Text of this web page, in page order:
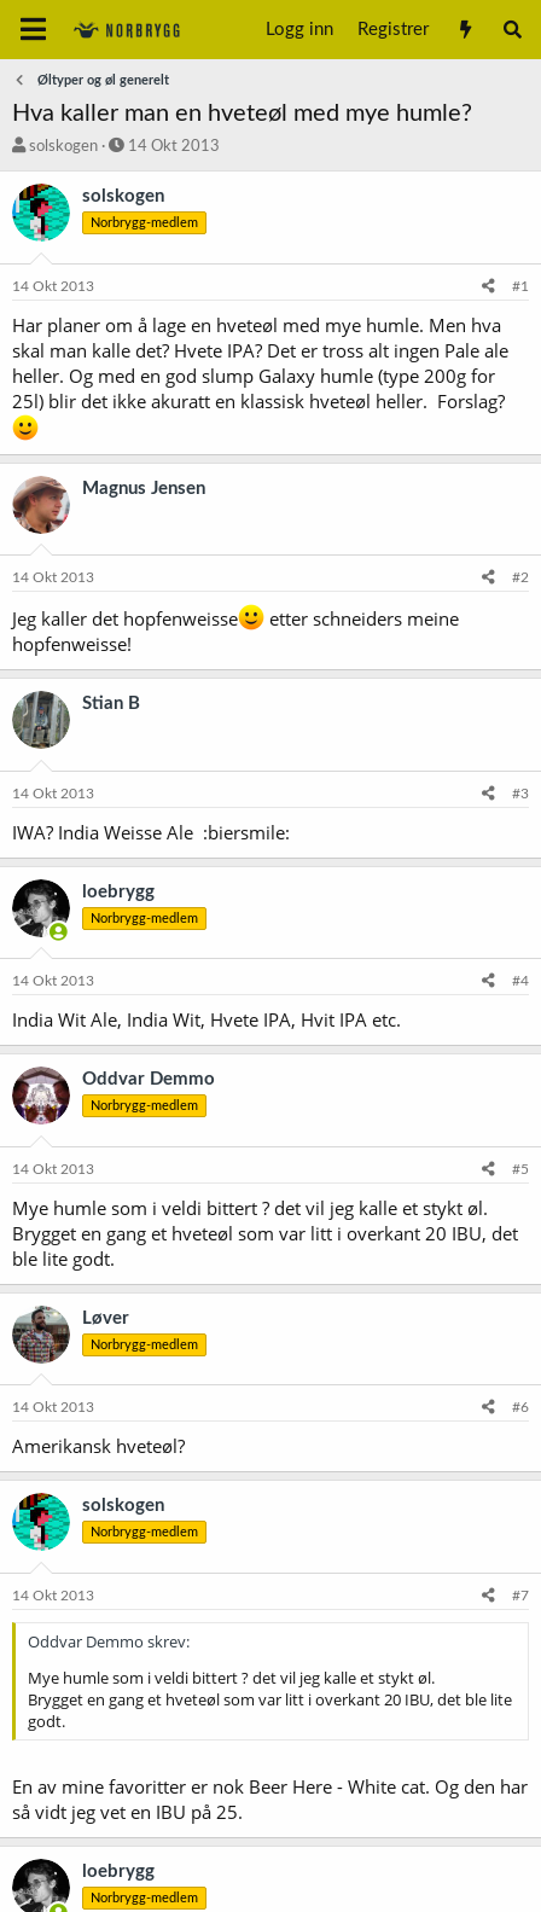
Logg inn Registrer
Øltyper og øl generelt
Hva kaller man en hveteøl med mye humle?
T
å
d
s
t
r
solskogen
S
a
r
t
o
14 Okt 2013
solskogen
Norbrygg-medlem
14 Okt 2013 #1
Har planer om å lage en hveteøl med mye humle. Men hva
skal man kalle det? Hvete IPA? Det er tross alt ingen Pale ale
heller. Og med en god slump Galaxy humle (type 200g for
25l) blir det ikke akuratt en klassisk hveteøl heller. Forslag?
Magnus Jensen
14 Okt 2013 #2
Jeg kaller det hopfenweisse
etter schneiders meine
hopfenweisse!
Stian B
14 Okt 2013 #3
IWA? India Weisse Ale :biersmile:
loebrygg
Norbrygg-medlem
14 Okt 2013 #4
India Wit Ale, India Wit, Hvete IPA, Hvit IPA etc.
Oddvar Demmo
Norbrygg-medlem
14 Okt 2013 #5
Mye humle som i veldi bittert ? det vil jeg kalle et stykt øl.
Brygget en gang et hveteøl som var litt i overkant 20 IBU, det
ble lite godt.
Løver
Norbrygg-medlem
14 Okt 2013 #6
Amerikansk hveteøl?
solskogen
Norbrygg-medlem
14 Okt 2013 #7
Oddvar Demmo skrev:
Mye humle som i veldi bittert ? det vil jeg kalle et stykt øl.
Brygget en gang et hveteøl som var litt i overkant 20 IBU, det ble lite
godt.
En av mine favoritter er nok Beer Here - White cat. Og den har
så vidt jeg vet en IBU på 25.
loebrygg
Norbrygg-medlem